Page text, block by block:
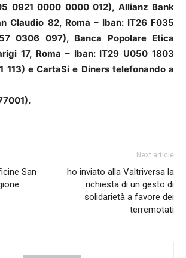
0921 0000 0000 012), Allianz Bank
Claudio 82, Roma – Iban: IT26 F035
0306 097), Banca Popolare Etica
17, Roma – Iban: IT29 U050 1803
113) e CartaSi e Diners telefonando a
San
Next article
ho inviato alla Valtriversa la
richiesta di un gesto di
solidarietà a favore dei
terremotati